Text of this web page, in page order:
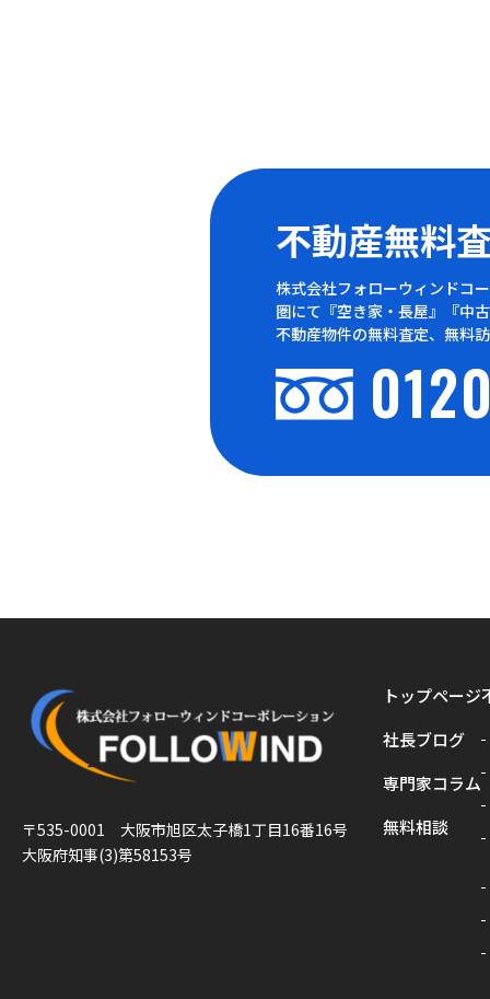
不動産無料
株式会社フォローウィンドコ
圏にて『空き家・長屋』『中
不動産物件の無料査定、無料
〒535-0001 大阪市旭区太子橋1丁目16番16号
大阪府知事(3)第58153号
トップページ
社長ブログ
専門家コラム
無料相談